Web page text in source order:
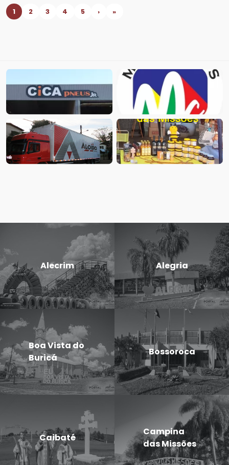
1 2 3 4 5 › »
Alecrim Alegria
Boa Vista do
Buricá
Bossoroca
Caibaté
Campina
das Missões